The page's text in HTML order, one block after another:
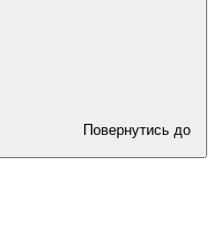
Повернутись до